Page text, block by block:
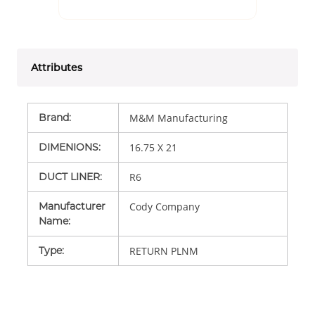
Attributes
Brand: M&M Manufacturing
DIMENIONS: 16.75 X 21
DUCT LINER: R6
Manufacturer
Name:
Cody Company
Type: RETURN PLNM